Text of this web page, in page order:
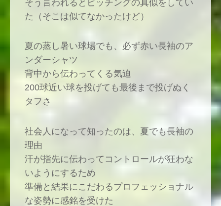
そう言われるとピッチングの真似をしてい
た（そこは似てなかったけど）
夏の蒸し暑い球場でも、必ず赤い長袖のア
ンダーシャツ
背中から伝わってくる気迫
200球近い球を投げても最後まで投げぬく
タフさ
社会人になって知ったのは、夏でも長袖の
理由
汗が指先に伝わってコントロールが狂わな
いようにするため
準備と結果にこだわるプロフェッショナル
な姿勢に感銘を受けた